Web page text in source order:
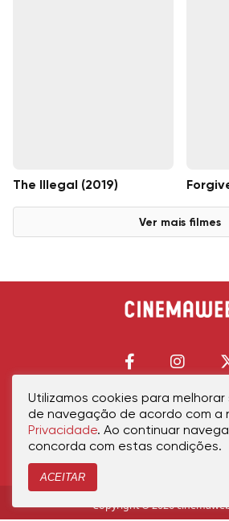
The Illegal (2019)
Ver mais filmes
InícioPolítica de PrivacidadePolítica de
Copyright © 2026
Utilizamos cookies para
de navegação de acordo com a
Privacidade. Ao continuar
concorda com estas condições.
ACEITAR